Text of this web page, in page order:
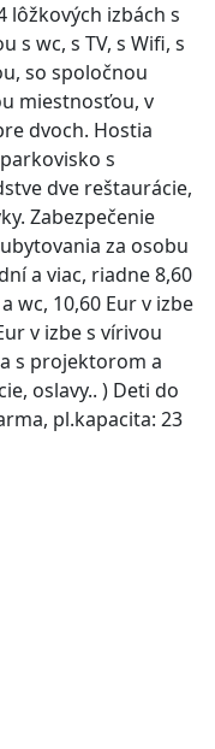
lôžkových izbách s
s wc, s TV, s Wifi, s
so spoločnou
miestnosťou, v
dvoch. Hostia
s
dve reštaurácie,
Zabezpečenie
za osobu
a viac, riadne 8,60
wc, 10,60 Eur v izbe
v izbe s vírivou
s projektorom a
oslavy.. ) Deti do
pl.kapacita: 23